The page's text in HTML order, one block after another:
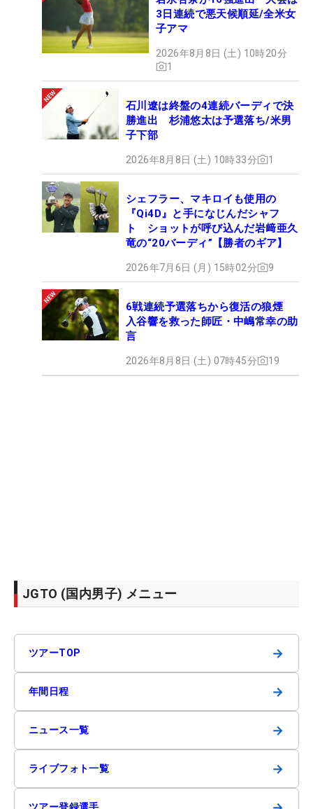
3日連続で悪天候順延/全米女
子アマ
2026年8月8日 (土) 10時20分
1
石川遼は終盤の4連続バーディで決
勝進出 杉浦悠太は予選落ち/米男
子下部
2026年8月8日 (土) 10時33分 1
シェフラー、マキロイも使用の
『Qi4D』と手になじんだシャフ
ト ショットが呼び込んだ岩﨑亜久
竜の“20バーディ”【勝者のギア】
2026年7月6日 (月) 15時02分 9
6戦連続予選落ちから復活の狼煙
入谷響を救った師匠・中嶋常幸の助
言
2026年8月8日 (土) 07時45分 19
JGTO (国内男子) メニュー
ツアーTOP →
年間日程 →
ニュース一覧 →
ライブフォト一覧 →
ツアー登録選手